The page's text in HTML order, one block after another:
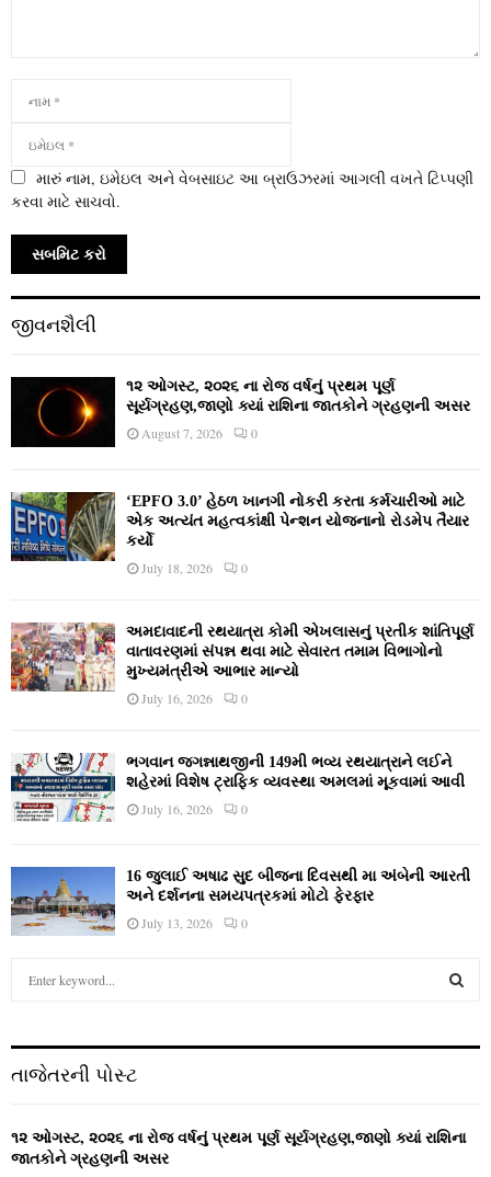
મારું નામ, ઇમેઇલ અને વેબસાઇટ આ બ્રાઉઝરમાં આગલી વખતે ટિપ્પણી
કરવા માટે સાચવો.
જીવનશૈલી
૧૨ ઓગસ્ટ, ૨૦૨૬ ના રોજ વર્ષનું પ્રથમ પૂર્ણ
સૂર્યગ્રહણ,જાણો ક્યાં રાશિના જાતકોને ગ્રહણની અસર
August 7, 2026 0
‘EPFO 3.0’ હેઠળ ખાનગી નોકરી કરતા કર્મચારીઓ માટે
એક અત્યંત મહત્વકાંક્ષી પેન્શન યોજનાનો રોડમેપ તૈયાર
કર્યો
July 18, 2026 0
અમદાવાદની રથયાત્રા કોમી એખલાસનું પ્રતીક શાંતિપૂર્ણ
વાતાવરણમાં સંપન્ન થવા માટે સેવારત તમામ વિભાગોનો
મુખ્યમંત્રીએ આભાર માન્યો
July 16, 2026 0
ભગવાન જગન્નાથજીની 149મી ભવ્ય રથયાત્રાને લઈને
શહેરમાં વિશેષ ટ્રાફિક વ્યવસ્થા અમલમાં મૂકવામાં આવી
July 16, 2026 0
16 જુલાઈ અષાઢ સુદ બીજના દિવસથી મા અંબેની આરતી
અને દર્શનના સમયપત્રકમાં મોટો ફેરફાર
July 13, 2026 0
h
o
r
તાજેતરની પોસ્ટ
૧૨ ઓગસ્ટ, ૨૦૨૬ ના રોજ વર્ષનું પ્રથમ પૂર્ણ સૂર્યગ્રહણ,જાણો ક્યાં રાશિના
જાતકોને ગ્રહણની અસર